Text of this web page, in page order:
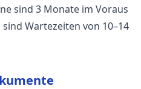
sind 3 Monate im Voraus
Wartezeiten von 10–14